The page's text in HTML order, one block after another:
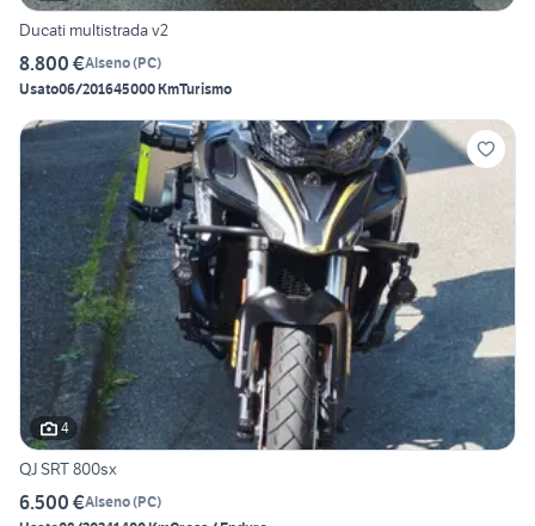
Ducati multistrada v2
8.800 €Alseno(PC)
Usato06/201645000 KmTurismo
4
QJ SRT 800sx
6.500 €Alseno(PC)